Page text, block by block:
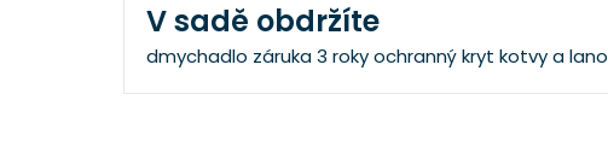
V sadě obdržíte
dmychadlo záruka 3 rokyochranný kryt kotvy a lano